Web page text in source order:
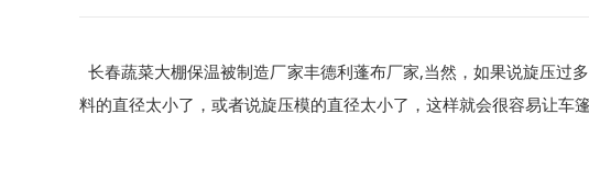
长春蔬菜大棚保温被制造厂家丰德利蓬布厂家,当然，如果说旋压过
料的直径太小了，或者说旋压模的直径太小了，这样就会很容易让车篷